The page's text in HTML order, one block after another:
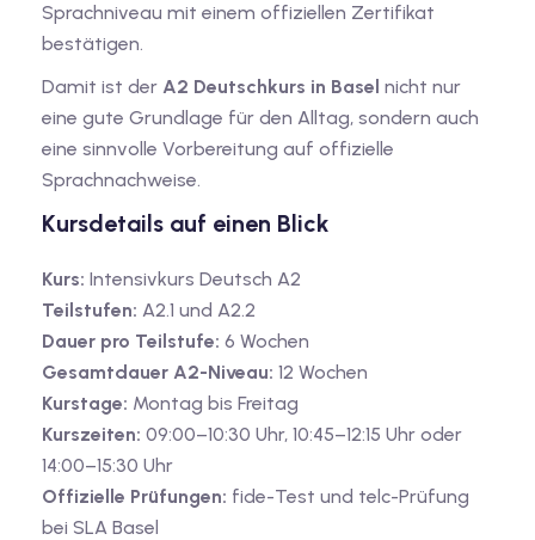
Sprachniveau mit einem offiziellen Zertifikat
bestätigen.
Damit ist der A2 Deutschkurs in Basel nicht nur
eine gute Grundlage für den Alltag, sondern auch
eine sinnvolle Vorbereitung auf offizielle
Sprachnachweise.
Kursdetails auf einen Blick
Kurs: Intensivkurs Deutsch A2
Teilstufen: A2.1 und A2.2
Dauer pro Teilstufe: 6 Wochen
Gesamtdauer A2-Niveau: 12 Wochen
Kurstage: Montag bis Freitag
Kurszeiten: 09:00–10:30 Uhr, 10:45–12:15 Uhr oder
14:00–15:30 Uhr
Offizielle Prüfungen: fide-Test und telc-Prüfung
bei SLA Basel